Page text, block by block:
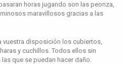
horas jugando son las peonza,
maravillosos gracias a las
vuestra disposición los cubiertos,
y cuchillos. Todos ellos sin
que se puedan hacer daño.